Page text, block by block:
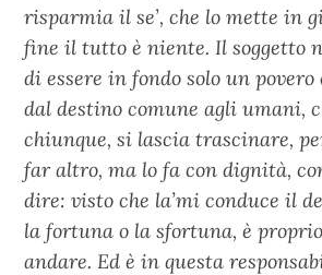
risparmia il se’, che lo mette in
fine il tutto è niente. Il soggetto
di essere in fondo solo un
dal destino comune agli umani,
chiunque, si lascia trascinare,
far altro, ma lo fa con dignità,
dire: visto che la’mi conduce il
la fortuna o la sfortuna, è
andare. Ed è in questa